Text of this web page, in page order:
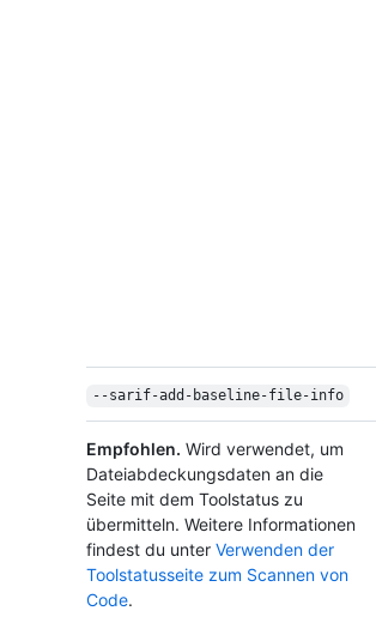
--sarif-add-baseline-file-info
Empfohlen. Wird verwendet, um
Dateiabdeckungsdaten an die
Seite mit dem Toolstatus zu
übermitteln. Weitere Informationen
findest du unter Verwenden der
Toolstatusseite zum Scannen von
Code.